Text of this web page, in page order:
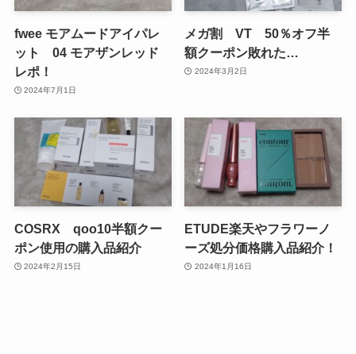
fwee モアムードアイパレ
ット 04 モアザンレッド
レポ！
2024年7月1日
メガ割 VT 50％オフ半
額クーポン敗れた…
2024年3月2日
COSRX qoo10半額クー
ポン使用の購入品紹介
2024年2月15日
ETUDE楽天やフラワーノ
ーズ処分価格購入品紹介！
2024年1月16日